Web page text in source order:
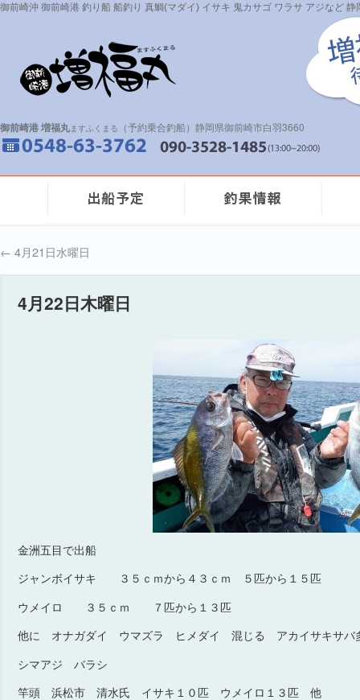
御前崎沖 御前崎港 釣り船 船釣り 真鯛(マダイ) イサキ 鬼カサゴ ワラサ アジなど
御前崎港 増福丸ますふくまる （予約乗合釣船）静岡県御前崎市白羽3660
← 4月21日水曜日
4月22日木曜日
金洲五目で出船
ジャンボイサキ ３５ｃｍから４３ｃｍ ５匹から１５匹
ウメイロ ３５ｃｍ ７匹から１３匹
他に オナガダイ ウマズラ ヒメダイ 混じる アカイサキサバ
シマアジ バラシ
竿頭 浜松市 清水氏 イサキ１０匹 ウメイロ１３匹 他